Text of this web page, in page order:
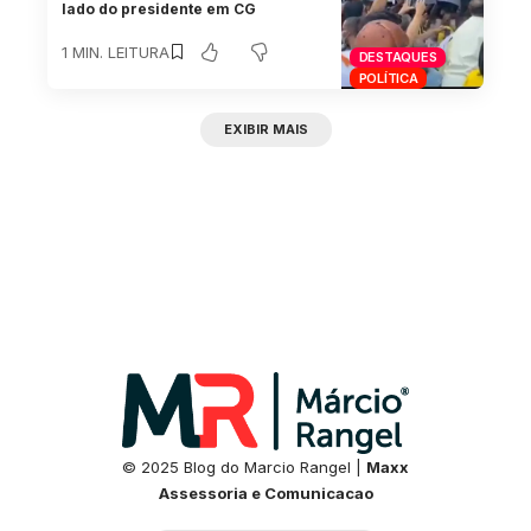
DESTAQUES
POLÍTICA
lado do presidente em CG
1 MIN. LEITURA
EXIBIR MAIS
© 2025 Blog do Marcio Rangel | Maxx
Assessoria e Comunicacao